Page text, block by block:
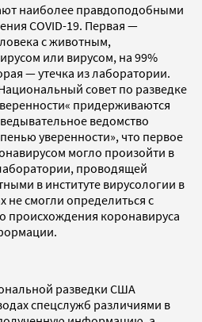
наиболее правдоподобными
COVID-19. Первая —
с животным,
или вирусом, на 99%
— утечка из лаборатории.
совет по разведке
придерживаются
ведомство
уверенности», что первое
могло произойти в
проводящей
в институте вирусологии в
не смогли определиться с
происхождения коронавируса
разведки США
спецслужб различиями в